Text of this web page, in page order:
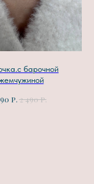
барочной
р. 2 490р.